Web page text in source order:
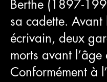
Berthe (1897-
sa cadette. Avant
écrivain, deux
morts avant l’âge
Conformément à